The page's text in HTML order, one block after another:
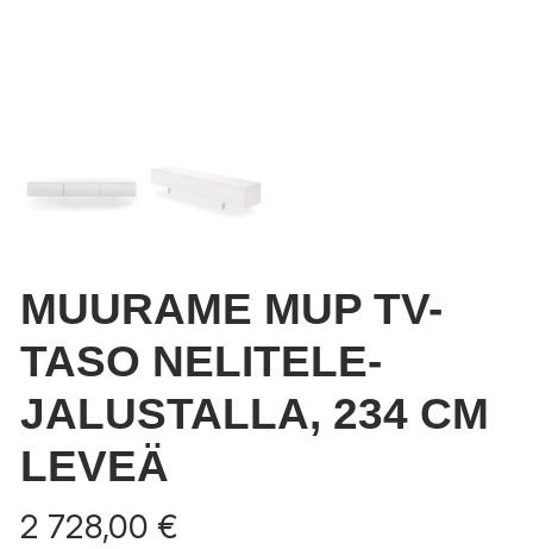
MUURAME MUP TV-
TASO NELITELE-
JALUSTALLA, 234 CM
LEVEÄ
2 728,00 €